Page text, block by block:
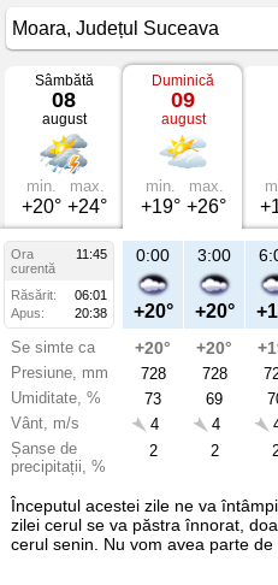
Vremea
Moara
mâine
Județul
Suceava
Sâmbătă
08
august
min.
+20°
max.
+24°
Duminică
09
august
min.
+19°
max.
+26°
Ora
11:45
curentă
Răsărit:
06:01
Apus:
20:38
Se simte ca
Presiune, mm
Umiditate, %
Vânt, m/s
Șanse de
precipitații, %
21:00
+23°
+23°
728
61
4
4
Du
aug
0:00
+20°
+20°
728
73
4
2
3:00
+20°
+20°
728
69
4
2
Începutul acestei zile ne va
zilei cerul se va păstra înnorat,
cerul senin. Nu vom avea parte de